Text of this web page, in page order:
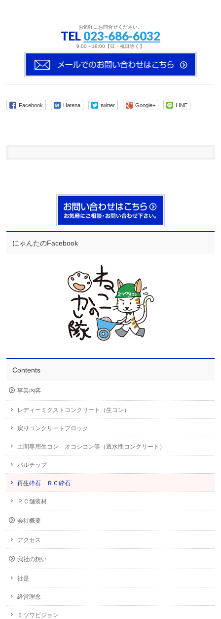
お気軽にお問合せください。
TEL 023-686-6032
9:00～18:00【日・祝日除く】
Facebook Hatena twitter Google+ LINE
にゃんたのFacebook
Contents
事業内容
レディーミクストコンクリート（生コン）
戻りコンクリートブロック
土間専用生コン オコシコン等（透水性コンクリート）
バルチップ
再生砕石 ＲＣ砕石
ＲＣ舗装材
会社概要
アクセス
我社の想い
社是
経営理念
ミツワビジョン